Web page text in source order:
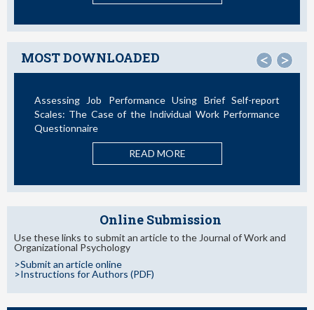
MOST DOWNLOADED < >
Assessing Job Performance Using Brief Self-report
Scales: The Case of the Individual Work Performance
Questionnaire
READ MORE
Online Submission
Use these links to submit an article to the Journal of Work and
Organizational Psychology
>Submit an article online
>Instructions for Authors (PDF)